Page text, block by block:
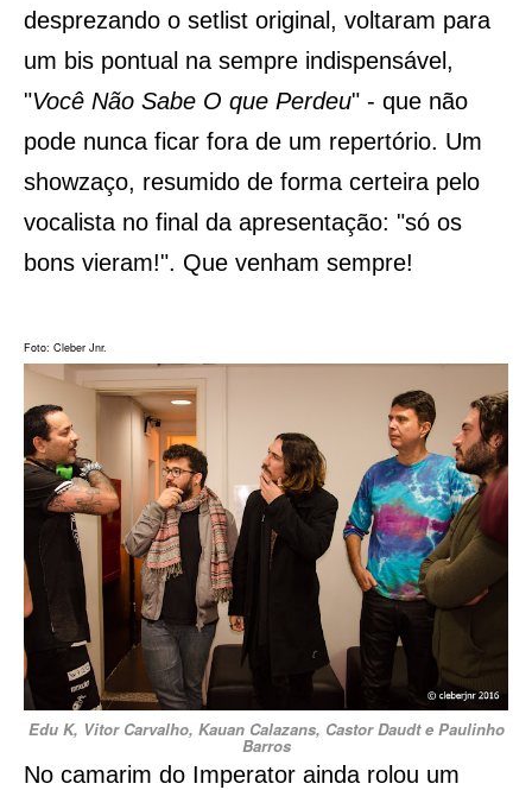
desprezando o setlist original, voltaram para
um bis pontual na sempre indispensável,
"Você Não Sabe O que Perdeu" - que não
pode nunca ficar fora de um repertório. Um
showzaço, resumido de forma certeira pelo
vocalista no final da apresentação: "só os
bons vieram!". Que venham sempre!
Foto: Cleber Jnr.
Edu K, Vitor Carvalho, Kauan Calazans, Castor Daudt e Paulinho
Barros
No camarim do Imperator ainda rolou um